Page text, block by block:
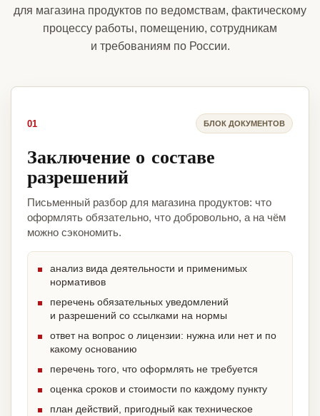
для магазина продуктов по ведомствам, фактическому
процессу работы, помещению, сотрудникам
и требованиям по России.
01 БЛОК ДОКУМЕНТОВ
Заключение о составе
разрешений
Письменный разбор для магазина продуктов: что
оформлять обязательно, что добровольно, а на чём
можно сэкономить.
анализ вида деятельности и применимых
нормативов
перечень обязательных уведомлений
и разрешений со ссылками на нормы
ответ на вопрос о лицензии: нужна или нет и по
какому основанию
перечень того, что оформлять не требуется
оценка сроков и стоимости по каждому пункту
план действий, пригодный как техническое